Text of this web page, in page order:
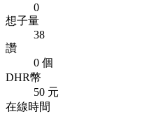
0
想子量
38
讚
0 個
DHR幣
50 元
在線時間